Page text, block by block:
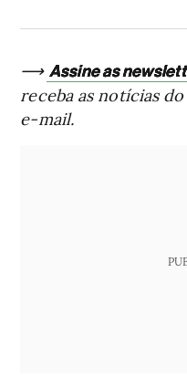
⟶ Assine as
receba as notícias
e-mail.